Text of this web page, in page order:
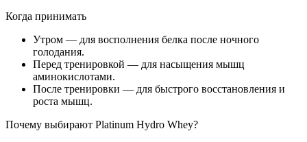
Когда принимать
Утром — для восполнения белка после ночного
голодания.
Перед тренировкой — для насыщения мышц
аминокислотами.
После тренировки — для быстрого восстановления и
роста мышц.
Почему выбирают Platinum Hydro Whey?